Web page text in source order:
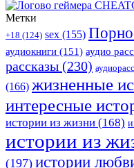
Метки
+18 (124) sex (155) Порно
аудиокниги (151) аудио
рассказы (230)
(166) жизненные
интересные
истории из жизни (168)
истории из
(197) истории